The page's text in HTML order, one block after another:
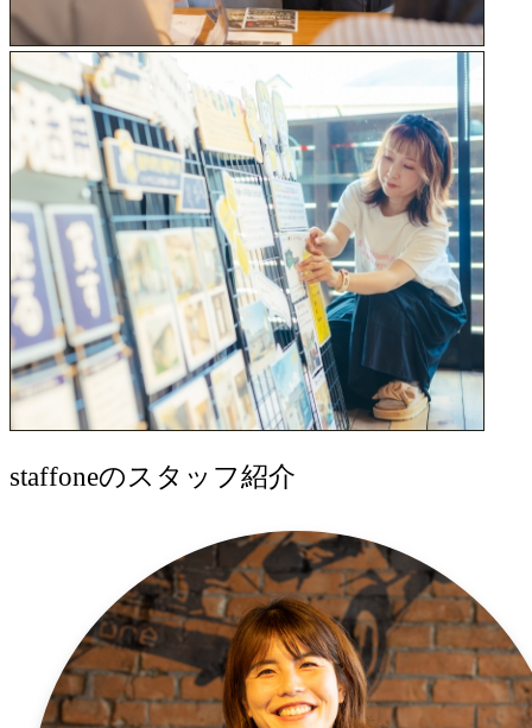
staffoneのスタッフ紹介